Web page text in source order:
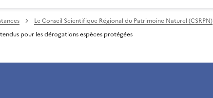
Le Conseil Scientifique Régional du Patrimoine Naturel (CSRPN)
pour les dérogations espèces protégées